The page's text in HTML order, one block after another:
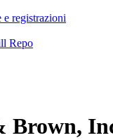
e registrazioni
Repo
Brown,